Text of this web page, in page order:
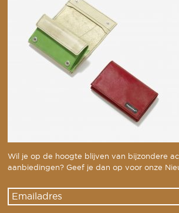
Wil je op de hoogte blijven van bijzondere
aanbiedingen? Geef je dan op voor onze